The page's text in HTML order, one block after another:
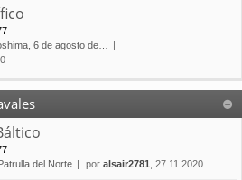
6 de agosto de…
del Norte por alsair2781 , 27 11 2020